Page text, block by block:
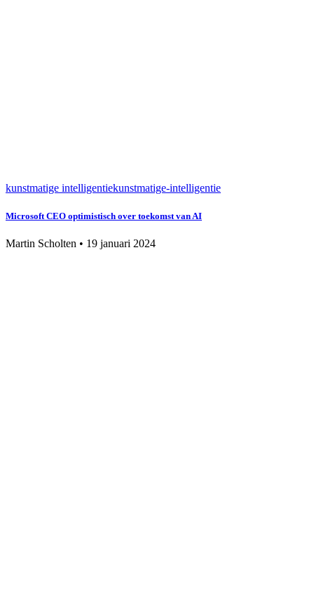
kunstmatige intelligentiekunstmatige-intelligentie
Microsoft CEO optimistisch over toekomst van AI
Martin Scholten • 19 januari 2024